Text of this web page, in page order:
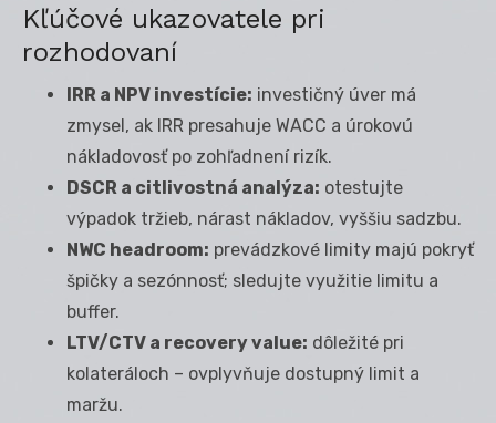
Kľúčové ukazovatele pri
rozhodovaní
IRR a NPV investície: investičný úver má
zmysel, ak IRR presahuje WACC a úrokovú
nákladovosť po zohľadnení rizík.
DSCR a citlivostná analýza: otestujte
výpadok tržieb, nárast nákladov, vyššiu sadzbu.
NWC headroom: prevádzkové limity majú pokryť
špičky a sezónnosť; sledujte využitie limitu a
buffer.
LTV/CTV a recovery value: dôležité pri
kolateráloch – ovplyvňuje dostupný limit a
maržu.